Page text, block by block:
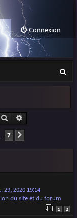
Connexion
e
r
Rechercher
7
29, 2020 19:14
du site et du forum
1 2